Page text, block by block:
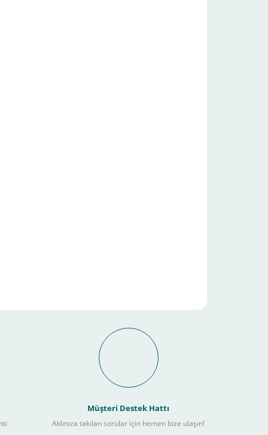
İmkanı Nasıl
Müşteri Destek Hattı
Aklınıza takılan sorular için hemen bize ulaşın!